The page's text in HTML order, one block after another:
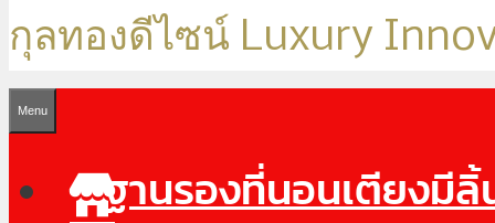
กุลทองดีไซน์ Luxury
Menu
ฐานรองที่นอนเตียงมี